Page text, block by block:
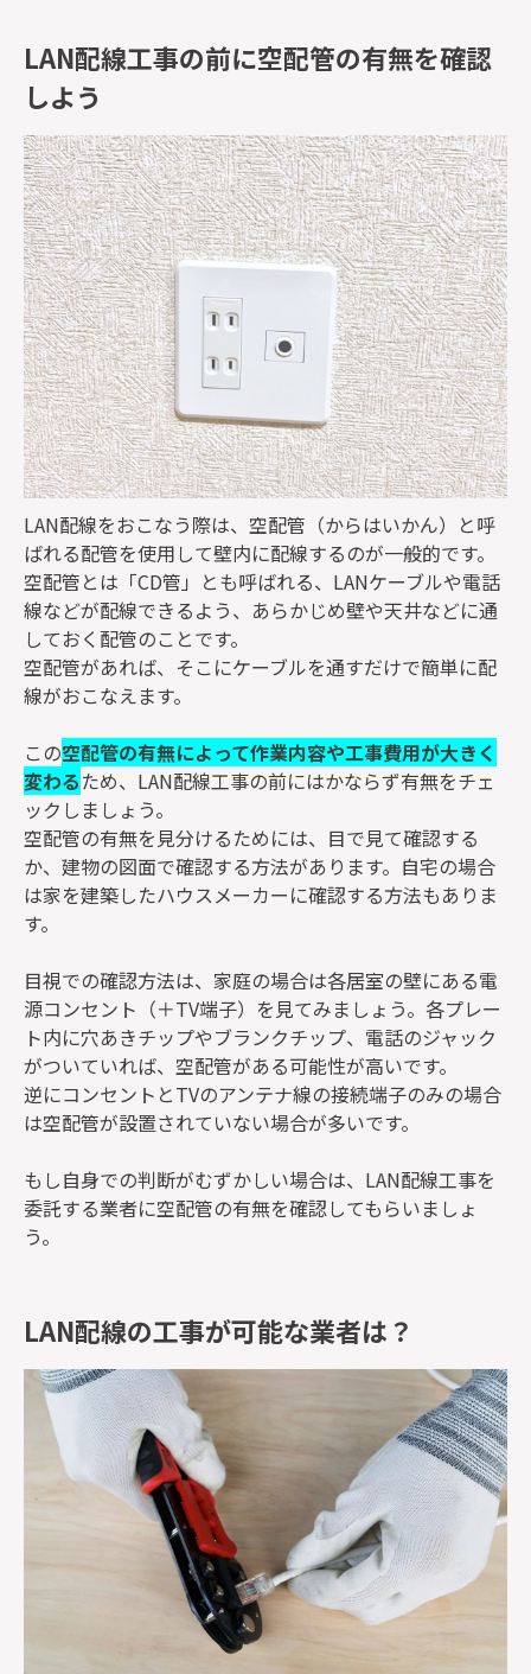
LAN配線工事の前に空配管の有無を確認
しよう
LAN配線をおこなう際は、空配管（からはいかん）と呼
ばれる配管を使用して壁内に配線するのが一般的です。
空配管とは「CD管」とも呼ばれる、LANケーブルや電話
線などが配線できるよう、あらかじめ壁や天井などに通
しておく配管のことです。
空配管があれば、そこにケーブルを通すだけで簡単に配
線がおこなえます。
この空配管の有無によって作業内容や工事費用が大きく
変わるため、LAN配線工事の前にはかならず有無をチェ
ックしましょう。
空配管の有無を見分けるためには、目で見て確認する
か、建物の図面で確認する方法があります。自宅の場合
は家を建築したハウスメーカーに確認する方法もありま
す。
目視での確認方法は、家庭の場合は各居室の壁にある電
源コンセント（＋TV端子）を見てみましょう。各プレー
ト内に穴あきチップやブランクチップ、電話のジャック
がついていれば、空配管がある可能性が高いです。
逆にコンセントとTVのアンテナ線の接続端子のみの場合
は空配管が設置されていない場合が多いです。
もし自身での判断がむずかしい場合は、LAN配線工事を
委託する業者に空配管の有無を確認してもらいましょ
う。
LAN配線の工事が可能な業者は？